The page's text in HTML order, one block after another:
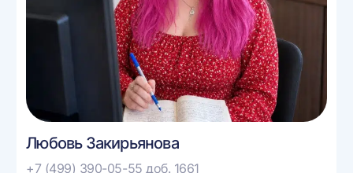
Любовь Закирьянова
+7 (499) 390-05-55 доб. 1661